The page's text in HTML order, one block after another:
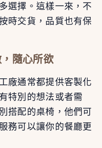
選擇。這樣一來，不
時交貨，品質也有保
隨心所欲
廠通常都提供客製化
特別的想法或者需
搭配的桌椅，他們可
務可以讓你的餐廳更